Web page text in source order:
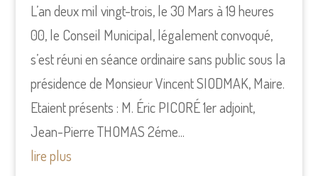
L’an deux mil vingt-trois, le 30 Mars à 19 heures
00, le Conseil Municipal, légalement convoqué,
s’est réuni en séance ordinaire sans public sous la
présidence de Monsieur Vincent SIODMAK, Maire.
Etaient présents : M. Éric PICORÉ 1er adjoint,
Jean-Pierre THOMAS 2éme...
lire plus